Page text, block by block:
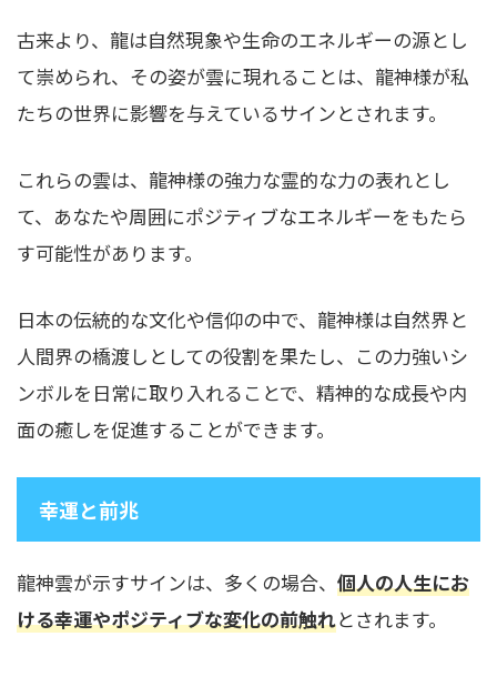
古来より、龍は自然現象や生命のエネルギーの源とし
て崇められ、その姿が雲に現れることは、龍神様が私
たちの世界に影響を与えているサインとされます。
これらの雲は、龍神様の強力な霊的な力の表れとし
て、あなたや周囲にポジティブなエネルギーをもたら
す可能性があります。
日本の伝統的な文化や信仰の中で、龍神様は自然界と
人間界の橋渡しとしての役割を果たし、この力強いシ
ンボルを日常に取り入れることで、精神的な成長や内
面の癒しを促進することができます。
幸運と前兆
龍神雲が示すサインは、多くの場合、 個人の人生にお
ける幸運やポジティブな変化の前触れとされます。